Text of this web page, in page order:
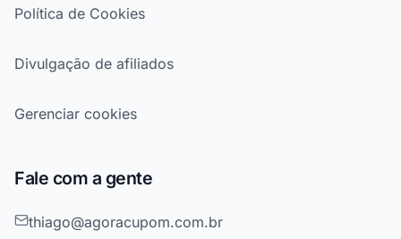
Política de Cookies
Divulgação de afiliados
Gerenciar cookies
Fale com a gente
thiago@agoracupom.com.br